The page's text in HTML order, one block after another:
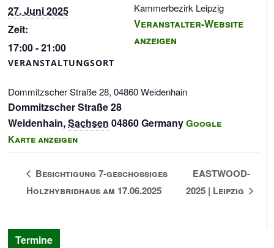
27. Juni 2025
Zeit:
17:00 - 21:00
VERANSTALTUNGSORT
Dommitzscher Straße 28, 04860 Weidenhain
Dommitzscher Straße 28
Weidenhain,Sachsen 04860Germany Google
Karte anzeigen
Kammerbezirk Leipzig
Veranstalter-Website
anzeigen
Besichtigung 7-geschossiges
Holzhybridhaus am 17.06.2025
EASTWOOD-
2025 | Leipzig
Termine